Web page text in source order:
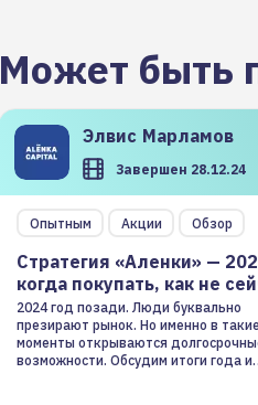
Может быть
Элвис Марламов
Завершен 28.12.24
Опытным Акции Обзор
Стратегия «Аленки» —
когда покупать, как не
2024 год позади. Люди буквально
презирают рынок. Но именно в такие
моменты открываются
возможности. Обсудим итоги года и